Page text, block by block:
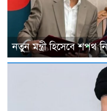
নতুন মন্ত্রী হিসেবে